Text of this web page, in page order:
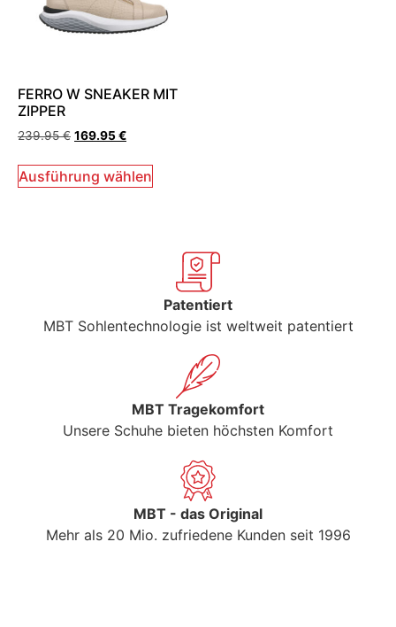
FERRO W SNEAKER MIT
ZIPPER
239.95€ 169.95€
Ausführung wählen
Patentiert
MBT Sohlentechnologie ist weltweit patentiert
MBT Tragekomfort
Unsere Schuhe bieten höchsten Komfort
MBT - das Original
Mehr als 20 Mio. zufriedene Kunden seit 1996